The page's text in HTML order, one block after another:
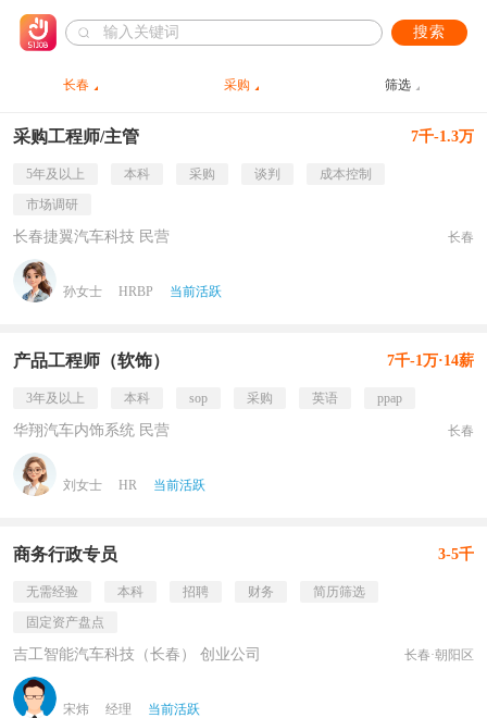
搜索
长春 采购 筛选
采购工程师/主管 7千-1.3万
5年及以上 本科 采购 谈判
成本控制
市场调研
长春捷翼汽车科技 民营 长春
孙女士 HRBP 当前活跃
产品工程师（软饰） 7千-1万·14薪
3年及以上 本科 sop 采购 英语 ppap
华翔汽车内饰系统 民营 长春
刘女士 HR 当前活跃
商务行政专员 3-5千
无需经验 本科 招聘 财务
简历筛选
固定资产盘点
吉工智能汽车科技（长春） 创业公司 长春·朝阳区
宋炜 经理 当前活跃